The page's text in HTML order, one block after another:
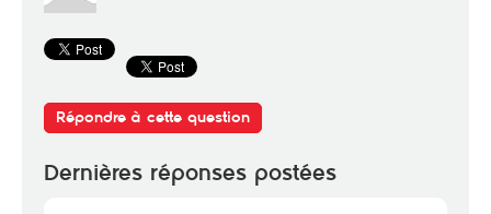
Répondre à cette question
Dernières réponses postées